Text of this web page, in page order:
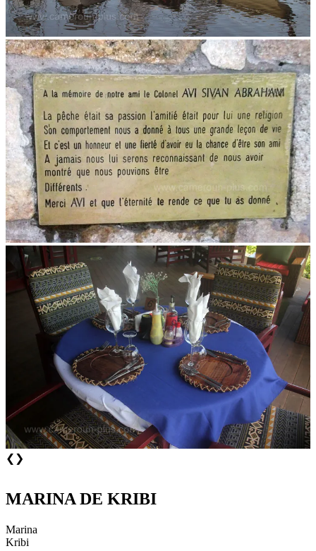
❮ ❯
MARINA DE KRIBI
Marina
Kribi